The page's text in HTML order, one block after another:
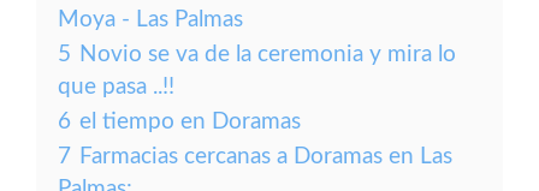
Moya - Las Palmas
5 Novio se va de la ceremonia y mira lo
que pasa ..!!
6 el tiempo en Doramas
7 Farmacias cercanas a Doramas en Las